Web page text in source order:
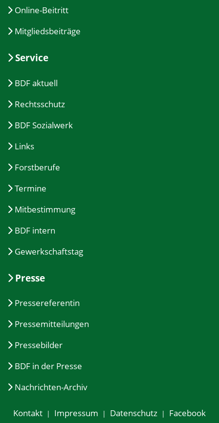
Online-Beitritt
Mitgliedsbeiträge
Service
BDF aktuell
Rechtsschutz
BDF Sozialwerk
Links
Forstberufe
Termine
Mitbestimmung
BDF intern
Gewerkschaftstag
Presse
Pressereferentin
Pressemitteilungen
Pressebilder
BDF in der Presse
Nachrichten-Archiv
Kontakt Impressum Datenschutz Facebook